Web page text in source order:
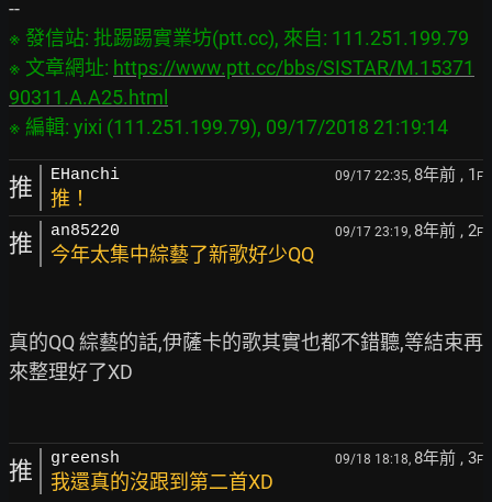
※ 發信站: 批踢踢實業坊(ptt.cc), 來自: 111.251.199.79
※ 文章網址: https://www.ptt.cc/bbs/SISTAR/M.15371
90311.A.A25.html
推 EHanchi 09/17 22:35, 8年前 , 1 F
推！
推 an85220 09/17 23:19, 8年前 , 2F
今年太集中綜藝了新歌好少QQ
真的QQ 綜藝的話,伊薩卡的歌其實也都不錯聽,等結束再
來整理好了XD
推 greensh 09/18 18:18, 8年前 , 3F
我還真的沒跟到第二首XD